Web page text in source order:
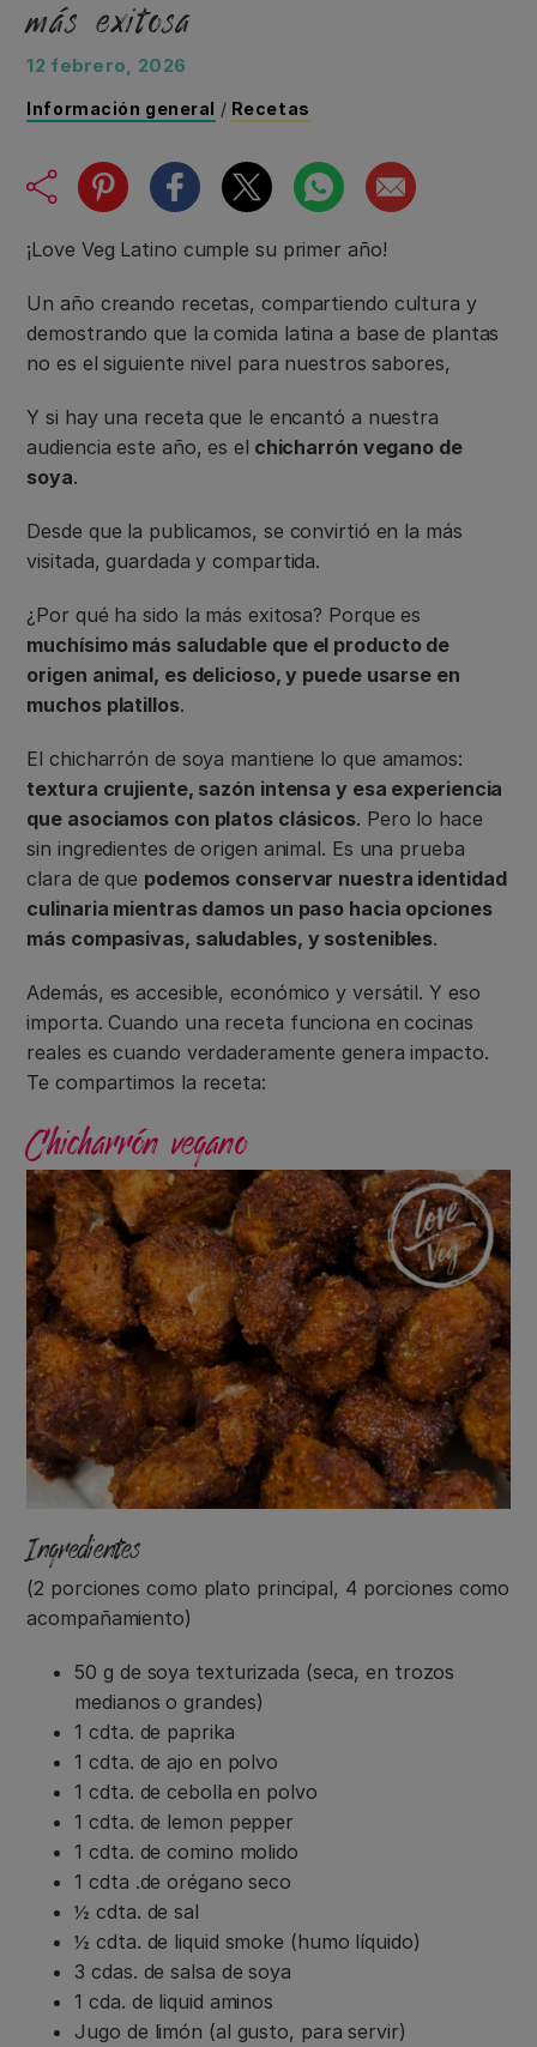
más exitosa
12 febrero, 2026
Información general / Recetas
¡Love Veg Latino cumple su primer año!
Un año creando recetas, compartiendo cultura y
demostrando que la comida latina a base de plantas
no es el siguiente nivel para nuestros sabores,
Y si hay una receta que le encantó a nuestra
audiencia este año, es el chicharrón vegano de
soya.
Desde que la publicamos, se convirtió en la más
visitada, guardada y compartida.
¿Por qué ha sido la más exitosa? Porque es
muchísimo más saludable que el producto de
origen animal, es delicioso, y puede usarse en
muchos platillos.
El chicharrón de soya mantiene lo que amamos:
textura crujiente, sazón intensa y esa experiencia
que asociamos con platos clásicos. Pero lo hace
sin ingredientes de origen animal. Es una prueba
clara de que podemos conservar nuestra identidad
culinaria mientras damos un paso hacia opciones
más compasivas, saludables, y sostenibles.
Además, es accesible, económico y versátil. Y eso
importa. Cuando una receta funciona en cocinas
reales es cuando verdaderamente genera impacto.
Te compartimos la receta:
Chicharrón vegano
Ingredientes
(2 porciones como plato principal, 4 porciones como
acompañamiento)
50 g de soya texturizada (seca, en trozos
medianos o grandes)
1 cdta. de paprika
1 cdta. de ajo en polvo
1 cdta. de cebolla en polvo
1 cdta. de lemon pepper
1 cdta. de comino molido
1 cdta .de orégano seco
½ cdta. de sal
½ cdta. de liquid smoke (humo líquido)
3 cdas. de salsa de soya
1 cda. de liquid aminos
Jugo de limón (al gusto, para servir)